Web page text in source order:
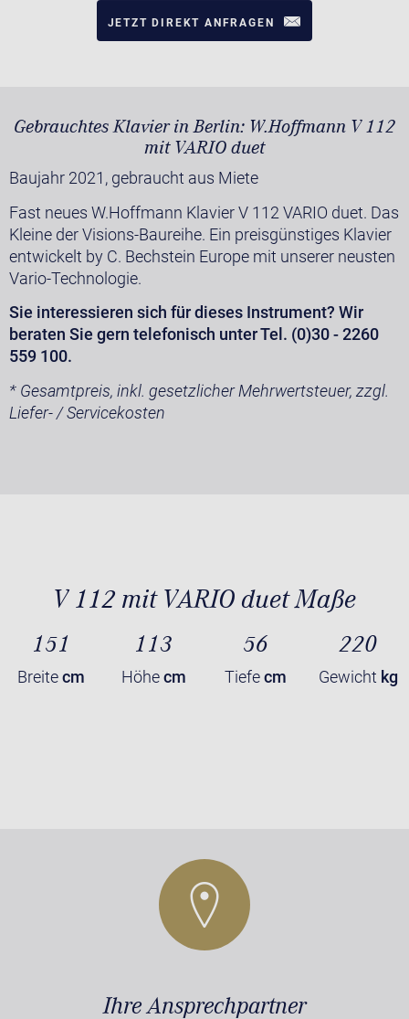
JETZT DIREKT ANFRAGEN
Gebrauchtes Klavier in Berlin: W.Hoffmann V 112
mit VARIO duet
Baujahr 2021, gebraucht aus Miete
Fast neues W.Hoffmann Klavier V 112 VARIO duet. Das
Kleine der Visions-Baureihe. Ein preisgünstiges Klavier
entwickelt by C. Bechstein Europe mit unserer neusten
Vario-Technologie.
Sie interessieren sich für dieses Instrument? Wir
beraten Sie gern telefonisch unter Tel. (0)30 - 2260
559 100.
* Gesamtpreis, inkl. gesetzlicher Mehrwertsteuer, zzgl.
Liefer- / Servicekosten
V 112 mit VARIO duet Maße
151
Breitecm
113
Höhecm
56
Tiefecm
220
Gewicht kg
Ihre Ansprechpartner